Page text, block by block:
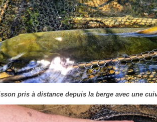
pris à distance depuis la berge avec une